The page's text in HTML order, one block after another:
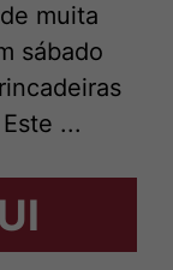
muita
sábado
...